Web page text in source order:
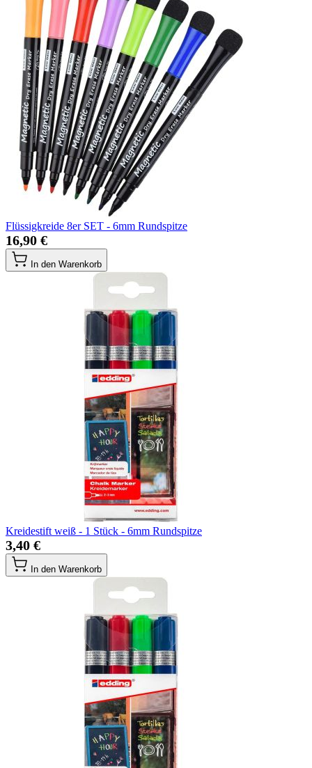
Flüssigkreide 8er SET - 6mm Rundspitze
16,90 €
In den Warenkorb
Kreidestift weiß - 1 Stück - 6mm Rundspitze
3,40 €
In den Warenkorb